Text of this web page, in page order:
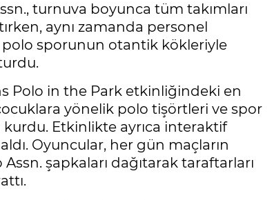
turnuva boyunca tüm takımları
aynı zamanda personel
polo sporunun otantik kökleriyle
Polo in the Park etkinliğindeki en
yönelik polo tişörtleri ve spor
Etkinlikte ayrıca interaktif
Oyuncular, her gün maçların
şapkaları dağıtarak taraftarları